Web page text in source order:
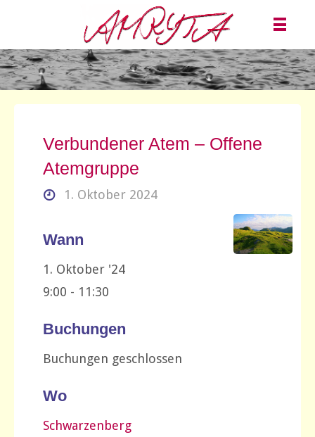
Verbundener Atem – Offene
Atemgruppe
1. Oktober 2024
Wann
1. Oktober '24
9:00 - 11:30
Buchungen
Buchungen geschlossen
Wo
Schwarzenberg